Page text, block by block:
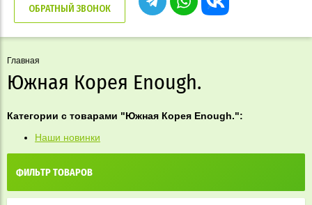
ОБРАТНЫЙ ЗВОНОК
Главная
Южная Корея Enough.
Категории с товарами "Южная Корея Enough.":
Наши новинки
ФИЛЬТР ТОВАРОВ